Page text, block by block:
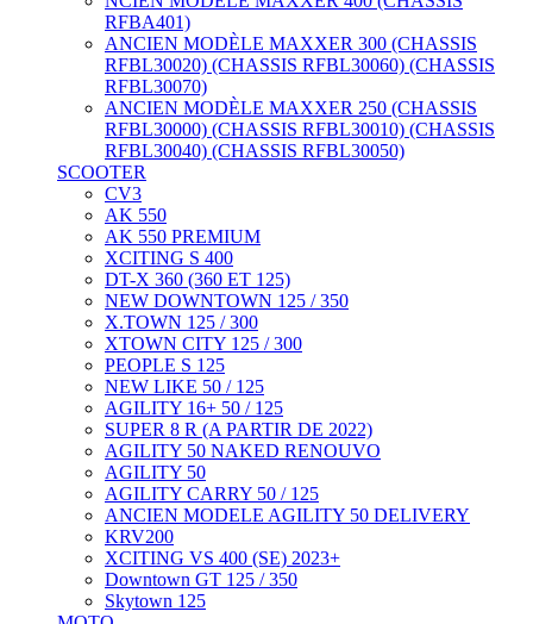
RFBA401)
ANCIEN MODÈLE MAXXER 300 (CHASSIS
RFBL30020) (CHASSIS RFBL30060) (CHASSIS
RFBL30070)
ANCIEN MODÈLE MAXXER 250 (CHASSIS
RFBL30000) (CHASSIS RFBL30010) (CHASSIS
RFBL30040) (CHASSIS RFBL30050)
SCOOTER
CV3
AK 550
AK 550 PREMIUM
XCITING S 400
DT-X 360 (360 ET 125)
NEW DOWNTOWN 125 / 350
X.TOWN 125 / 300
XTOWN CITY 125 / 300
PEOPLE S 125
NEW LIKE 50 / 125
AGILITY 16+ 50 / 125
SUPER 8 R (A PARTIR DE 2022)
AGILITY 50 NAKED RENOUVO
AGILITY 50
AGILITY CARRY 50 / 125
ANCIEN MODELE AGILITY 50 DELIVERY
KRV200
XCITING VS 400 (SE) 2023+
Downtown GT 125 / 350
Skytown 125